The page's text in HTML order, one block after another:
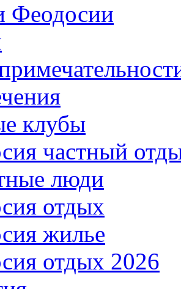
Феодосии
клубы
частный
люди
отдых
жилье
отдых 2026